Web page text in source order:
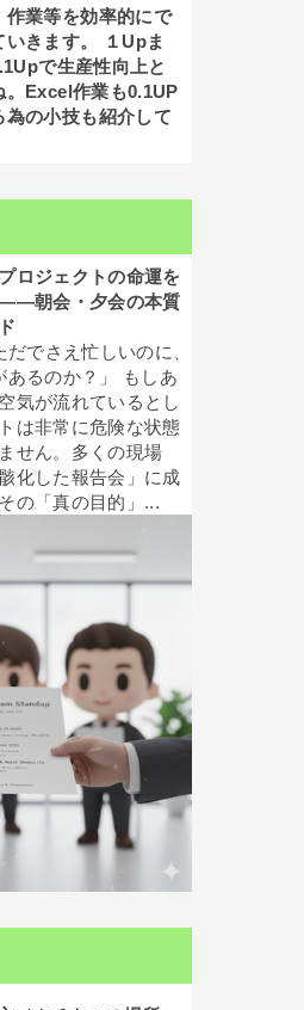
作業等を効率的にで
きます。 １Upま
で生産性向上と
。Excel作業も0.1UP
為の小技も紹介して
ロジェクトの命運を
朝会・夕会の本質
でさえ忙しいのに、
あるのか？」 もしあ
気が流れているとし
は非常に危険な状態
せん。多くの現場
化した報告会」に成
の「真の目的」...